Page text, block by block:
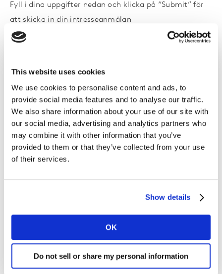
This website uses cookies
We use cookies to personalise content and ads, to
provide social media features and to analyse our traffic.
We also share information about your use of our site with
our social media, advertising and analytics partners who
may combine it with other information that you’ve
provided to them or that they’ve collected from your use
of their services.
Show details
OK
Do not sell or share my personal information
Fyll i dina uppgifter nedan och klicka på “Submit” för
att skicka in din intresseanmälan
Namn:
Email adress
Telefonnummer:
I would like to receive marketing communications.
I agree to the Kantar Terms and Conditions and
confirm that I have read and understood the